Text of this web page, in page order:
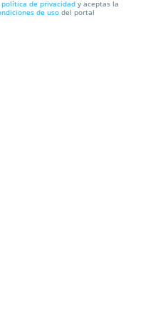
al IELTS mejor
política de privacidad y aceptas la
de uso del portal